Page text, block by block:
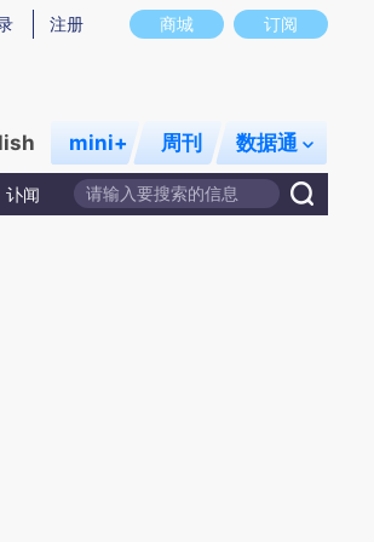
图存在偏差。不代表财新观点和立场。推荐点击链接
商城 订阅
注册
mini+ 周刊 数据通
讣闻